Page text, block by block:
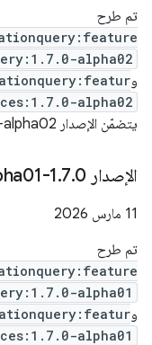
تم طرح
alpha02
و
alpha02
يتضمّن الإصدار ‎1.7.0-alpha02
‫الإصدار 1 .7.0-alpha01
‫11 مارس 2026
تم طرح
alpha01
و
alpha01